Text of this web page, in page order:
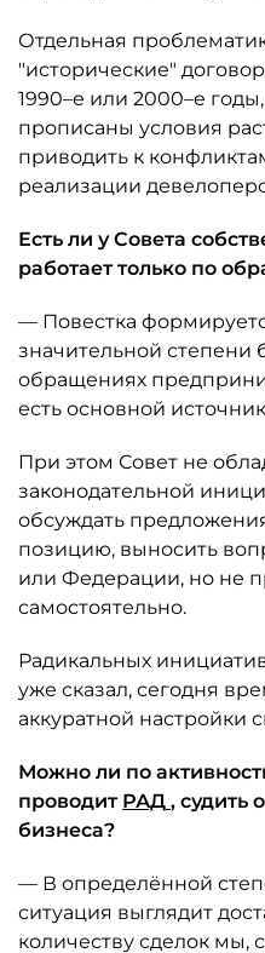
Отдельная
"исторические"
1990–е или 2000–е
прописаны условия
приводить к
реализации
Есть ли у Совета
работает только по
— Повестка
значительной степени
обращениях
есть основной
При этом Совет не
законодательной
обсуждать
позицию, выносить
или Федерации, но не
самостоятельно.
Радикальных
уже сказал, сегодня
аккуратной настройки
Можно ли по
проводит РАД , судить
бизнеса?
— В определённой
ситуация выглядит
количеству сделок мы,